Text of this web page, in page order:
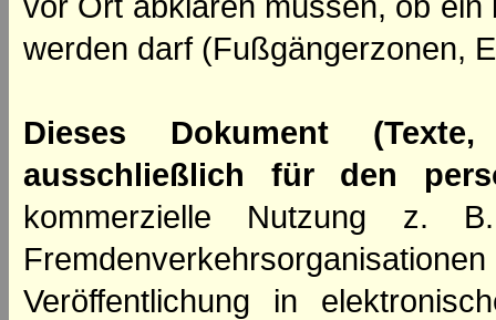
werden darf (Fußgängerzonen,
Dieses Dokument
ausschließlich für den
kommerzielle Nutzung z.
Veröffentlichung in